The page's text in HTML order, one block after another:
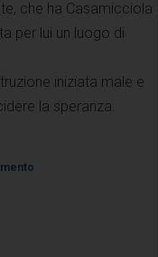
che ha Casamicciola
per lui un luogo di
iniziata male e
la speranza.